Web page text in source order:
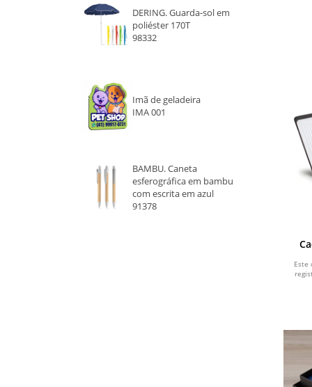
AZUL CLARO
PRATA
VERDE
LARANJA
LILÁS
DERING. Guarda-sol em
poliéster 170T
98332
Imã de geladeira
IMA 001
BAMBU. Caneta
esferográfica em bambu
com escrita em azul
91378
Este